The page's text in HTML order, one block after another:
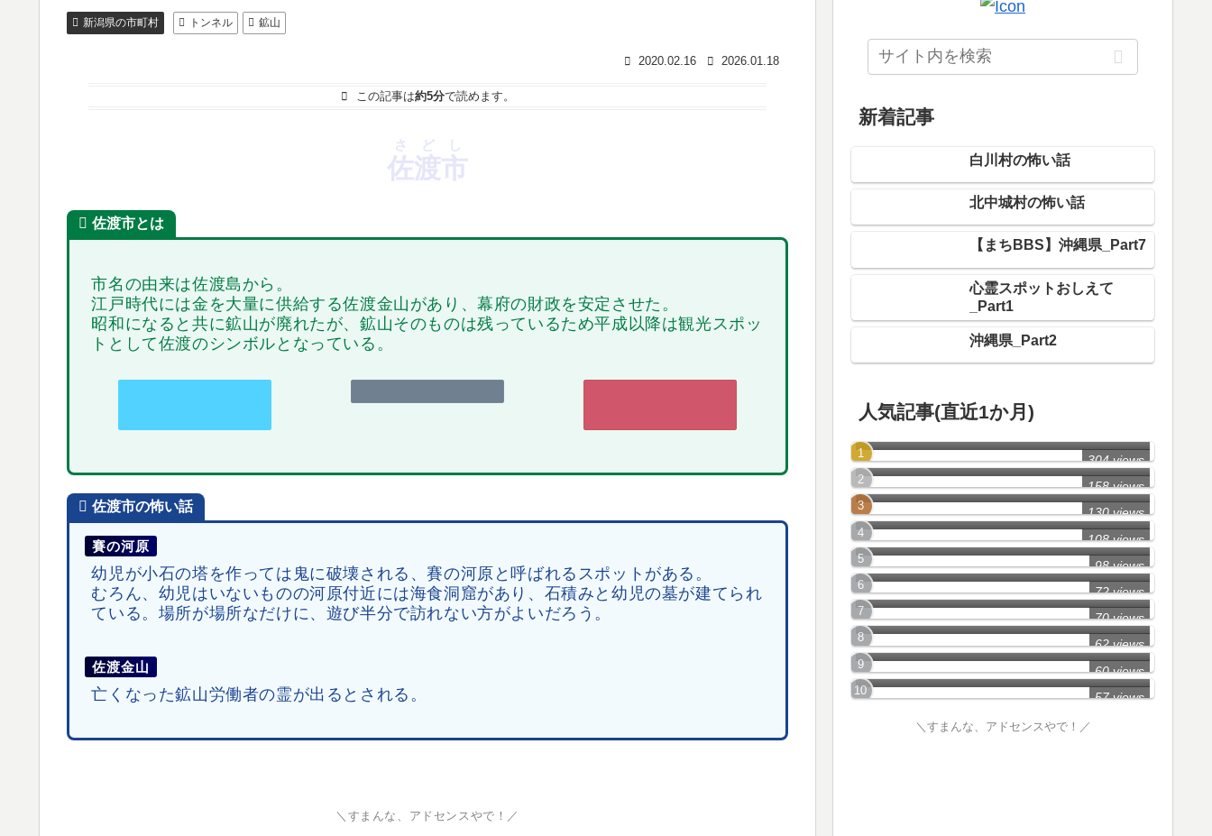
新潟県の市町村 トンネル 鉱山
2020.02.16 2026.01.18
この記事は約5分で読めます。
佐渡市
さどし
佐渡市とは
市名の由来は佐渡島から。
江戸時代には金を大量に供給する佐渡金山があり、幕府の財政を安定させた。
昭和になると共に鉱山が廃れたが、鉱山そのものは残っているため平成以降は観光スポッ
トとして佐渡のシンボルとなっている。
佐渡市の怖い話
賽の河原
幼児が小石の塔を作っては鬼に破壊される、賽の河原と呼ばれるスポットがある。
むろん、幼児はいないものの河原付近には海食洞窟があり、石積みと幼児の墓が建てられ
ている。場所が場所なだけに、遊び半分で訪れない方がよいだろう。
佐渡金山
亡くなった鉱山労働者の霊が出るとされる。
＼すまんな、アドセンスやで！／
新着記事
白川村の怖い話
北中城村の怖い話
【まちBBS】沖縄県_Part7
心霊スポットおしえて
_Part1
沖縄県_Part2
人気記事(直近1か月)
304 views
妙高市の怖い話
158 views
新潟市(中央区)の怖い話
130 views
胎内市の怖い話
108 views
新潟市(西区)の怖い話
98 views
佐渡市の怖い話
72 views
阿賀野市の怖い話
70 views
南魚沼市の怖い話
62 views
新潟市(北区)の怖い話
60 views
柏崎市の怖い話
57 views
＼すまんな、アドセンスやで！／